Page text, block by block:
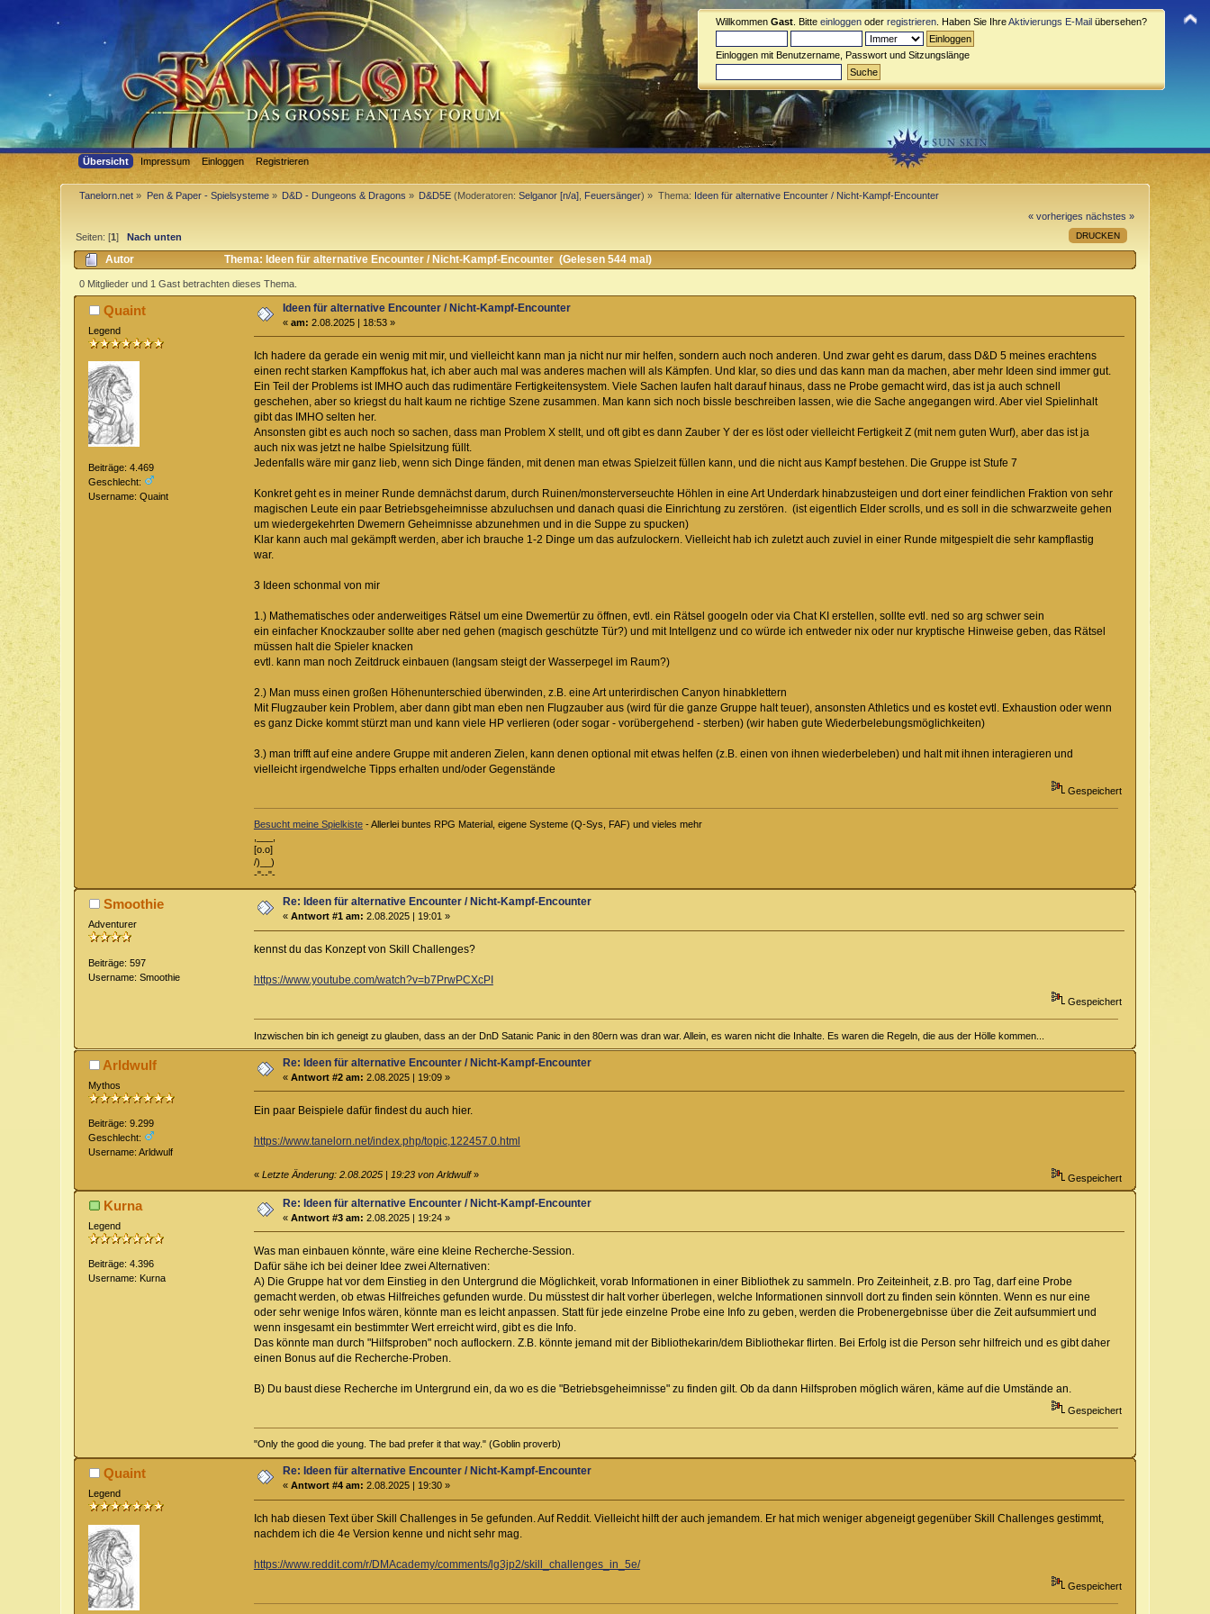
Willkommen Gast . Bitte einloggen oder registrieren . Haben Sie IhreAktivierungs E-Mail übersehen?
Einloggen mit Benutzername, Passwort und Sitzungslänge
Übersicht Impressum Einloggen Registrieren
Tanelorn.net » Pen & Paper - Spielsysteme» D&D - Dungeons & Dragons » D&D5E (Moderatoren:Selganor [n/a] Feuersänger) » Thema: Ideen für alternative Encounter / Nicht-Kampf-Encounter
« vorheriges nächstes »
DRUCKEN
Seiten: [1]Nach unten
Autor Thema: Ideen für alternative Encounter / Nicht-Kampf-Encounter (Gelesen 544 mal)
0 Mitglieder und 1 Gast betrachten dieses Thema.
Quaint
Legend
Beiträge: 4.469
Geschlecht:
Username: Quaint
Ideen für alternative Encounter / Nicht-Kampf-Encounter
«am: 2.08.2025 | 18:53 »
Ich hadere da gerade ein wenig mit mir, und vielleicht kann man ja nicht nur mir helfen, sondern auch noch anderen. Und zwar geht es darum, dass D&D 5 meines erachtens
einen recht starken Kampffokus hat, ich aber auch mal was anderes machen will als Kämpfen. Und klar, so dies und das kann man da machen, aber mehr Ideen sind immer gut.
Ein Teil der Problems ist IMHO auch das rudimentäre Fertigkeitensystem. Viele Sachen laufen halt darauf hinaus, dass ne Probe gemacht wird, das ist ja auch schnell
geschehen, aber so kriegst du halt kaum ne richtige Szene zusammen. Man kann sich noch bissle beschreiben lassen, wie die Sache angegangen wird. Aber viel Spielinhalt
gibt das IMHO selten her.
Ansonsten gibt es auch noch so sachen, dass man Problem X stellt, und oft gibt es dann Zauber Y der es löst oder vielleicht Fertigkeit Z (mit nem guten Wurf), aber das ist ja
auch nix was jetzt ne halbe Spielsitzung füllt.
Jedenfalls wäre mir ganz lieb, wenn sich Dinge fänden, mit denen man etwas Spielzeit füllen kann, und die nicht aus Kampf bestehen. Die Gruppe ist Stufe 7
Konkret geht es in meiner Runde demnächst darum, durch Ruinen/monsterverseuchte Höhlen in eine Art Underdark hinabzusteigen und dort einer feindlichen Fraktion von sehr
magischen Leute ein paar Betriebsgeheimnisse abzuluchsen und danach quasi die Einrichtung zu zerstören. (ist eigentlich Elder scrolls, und es soll in die schwarzweite gehen
um wiedergekehrten Dwemern Geheimnisse abzunehmen und in die Suppe zu spucken)
Klar kann auch mal gekämpft werden, aber ich brauche 1-2 Dinge um das aufzulockern. Vielleicht hab ich zuletzt auch zuviel in einer Runde mitgespielt die sehr kampflastig
war.
3 Ideen schonmal von mir
1.) Mathematisches oder anderweitiges Rätsel um eine Dwemertür zu öffnen, evtl. ein Rätsel googeln oder via Chat KI erstellen, sollte evtl. ned so arg schwer sein
ein einfacher Knockzauber sollte aber ned gehen (magisch geschützte Tür?) und mit Intellgenz und co würde ich entweder nix oder nur kryptische Hinweise geben, das Rätsel
müssen halt die Spieler knacken
evtl. kann man noch Zeitdruck einbauen (langsam steigt der Wasserpegel im Raum?)
2.) Man muss einen großen Höhenunterschied überwinden, z.B. eine Art unterirdischen Canyon hinabklettern
Mit Flugzauber kein Problem, aber dann gibt man eben nen Flugzauber aus (wird für die ganze Gruppe halt teuer), ansonsten Athletics und es kostet evtl. Exhaustion oder wenn
es ganz Dicke kommt stürzt man und kann viele HP verlieren (oder sogar - vorübergehend - sterben) (wir haben gute Wiederbelebungsmöglichkeiten)
3.) man trifft auf eine andere Gruppe mit anderen Zielen, kann denen optional mit etwas helfen (z.B. einen von ihnen wiederbeleben) und halt mit ihnen interagieren und
vielleicht irgendwelche Tipps erhalten und/oder Gegenstände
Gespeichert
Besucht meine Spielkiste- Allerlei buntes RPG Material, eigene Systeme (Q-Sys, FAF) und vieles mehr
[o.o]
/)__)
-"--"-
Smoothie
Adventurer
Beiträge: 597
Username: Smoothie
Re: Ideen für alternative Encounter / Nicht-Kampf-Encounter
«Antwort #1 am: 2.08.2025 | 19:01 »
kennst du das Konzept von Skill Challenges?
https://www.youtube.com/watch?v=b7PrwPCXcPI
Gespeichert
Inzwischen bin ich geneigt zu glauben, dass an der DnD Satanic Panic in den 80ern was dran war. Allein, es waren nicht die Inhalte. Es waren die Regeln, die aus der Hölle kommen...
Arldwulf
Mythos
Beiträge: 9.299
Geschlecht:
Username: Arldwulf
Re: Ideen für alternative Encounter / Nicht-Kampf-Encounter
«Antwort #2 am: 2.08.2025 | 19:09 »
Ein paar Beispiele dafür findest du auch hier.
https://www.tanelorn.net/index.php/topic,122457.0.html
« Letzte Änderung: 2.08.2025 | 19:23 von Arldwulf» Gespeichert
Kurna
Legend
Beiträge: 4.396
Username: Kurna
Re: Ideen für alternative Encounter / Nicht-Kampf-Encounter
«Antwort #3 am: 2.08.2025 | 19:24 »
Was man einbauen könnte, wäre eine kleine Recherche-Session.
Dafür sähe ich bei deiner Idee zwei Alternativen:
A) Die Gruppe hat vor dem Einstieg in den Untergrund die Möglichkeit, vorab Informationen in einer Bibliothek zu sammeln. Pro Zeiteinheit, z.B. pro Tag, darf eine Probe
gemacht werden, ob etwas Hilfreiches gefunden wurde. Du müsstest dir halt vorher überlegen, welche Informationen sinnvoll dort zu finden sein könnten. Wenn es nur eine
oder sehr wenige Infos wären, könnte man es leicht anpassen. Statt für jede einzelne Probe eine Info zu geben, werden die Probenergebnisse über die Zeit aufsummiert und
wenn insgesamt ein bestimmter Wert erreicht wird, gibt es die Info.
Das könnte man durch "Hilfsproben" noch auflockern. Z.B. könnte jemand mit der Bibliothekarin/dem Bibliothekar flirten. Bei Erfolg ist die Person sehr hilfreich und es gibt daher
einen Bonus auf die Recherche-Proben.
B) Du baust diese Recherche im Untergrund ein, da wo es die "Betriebsgeheimnisse" zu finden gilt. Ob da dann Hilfsproben möglich wären, käme auf die Umstände an.
Gespeichert
"Only the good die young. The bad prefer it that way." (Goblin proverb)
Quaint
Legend
Re: Ideen für alternative Encounter / Nicht-Kampf-Encounter
«Antwort #4 am: 2.08.2025 | 19:30 »
Ich hab diesen Text über Skill Challenges in 5e gefunden. Auf Reddit. Vielleicht hilft der auch jemandem. Er hat mich weniger abgeneigt gegenüber Skill Challenges gestimmt,
nachdem ich die 4e Version kenne und nicht sehr mag.
https://www.reddit.com/r/DMAcademy/comments/lg3jp2/skill_challenges_in_5e/
Gespeichert